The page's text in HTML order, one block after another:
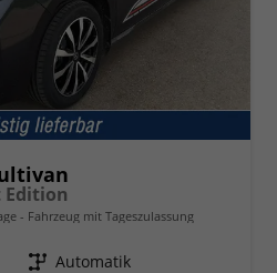
Edition
Fahrzeug mit Tageszulassung
Getriebe Automatik